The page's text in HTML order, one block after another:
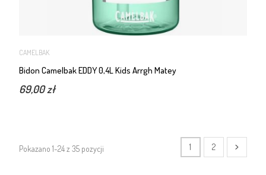
CAMELBAK
Bidon Camelbak EDDY 0,4L Kids Arrgh Matey
69,00 zł
Pokazano 1-24 z 35 pozycji 1 2